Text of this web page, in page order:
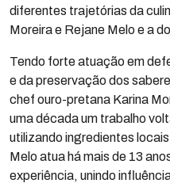
diferentes trajetórias da
Moreira e Rejane Melo e a
Tendo forte atuação em
e da preservação dos
chef ouro-pretana Karina
uma década um trabalho
utilizando ingredientes
Melo atua há mais de 13
experiência, unindo